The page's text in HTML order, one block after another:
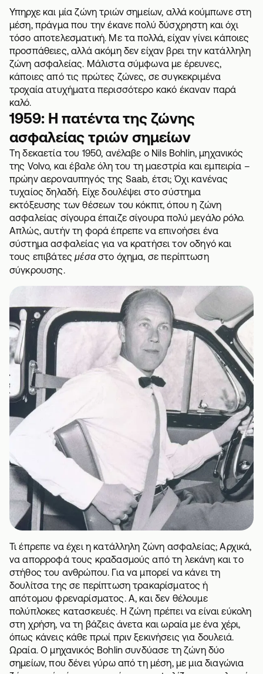
Υπηρχε και μία ζώνη τριών σημείων, αλλά κούμπωνε στη
μέση, πράγμα που την έκανε πολύ δύσχρηστη και όχι
τόσο αποτελεσματική. Με τα πολλά, είχαν γίνει κάποιες
προσπάθειες, αλλά ακόμη δεν είχαν βρει την κατάλληλη
ζώνη ασφαλείας. Μάλιστα σύμφωνα με έρευνες,
κάποιες από τις πρώτες ζώνες, σε συγκεκριμένα
τροχαία ατυχήματα περισσότερο κακό έκαναν παρά
καλό.
1959: Η πατέντα της ζώνης
ασφαλείας τριών σημείων
Τη δεκαετία του 1950, ανέλαβε ο Nils Bohlin, μηχανικός
της Volvo, και έβαλε όλη του τη μαεστρία και εμπειρία –
πρώην αεροναυπηγός της Saab, έτσι; Όχι κανένας
τυχαίος δηλαδή. Είχε δουλέψει στο σύστημα
εκτόξευσης των θέσεων του κόκπιτ, όπου η ζώνη
ασφαλείας σίγουρα έπαιζε σίγουρα πολύ μεγάλο ρόλο.
Απλώς, αυτήν τη φορά έπρεπε να επινοήσει ένα
σύστημα ασφαλείας για να κρατήσει τον οδηγό και
τους επιβάτεςμέσαστο όχημα, σε περίπτωση
σύγκρουσης.
Τι έπρεπε να έχει η κατάλληλη ζώνη ασφαλείας; Αρχικά,
να απορροφά τους κραδασμούς από τη λεκάνη και το
στήθος του ανθρώπου. Για να μπορεί να κάνει τη
δουλίτσα της σε περίπτωση τρακαρίσματος ή
απότομου φρεναρίσματος. Α, και δεν θέλουμε
πολύπλοκες κατασκευές. Η ζώνη πρέπει να είναι εύκολη
στη χρήση, να τη βάζεις άνετα και ωραία με ένα χέρι,
όπως κάνεις κάθε πρωί πριν ξεκινήσεις για δουλειά.
Ωραία. Ο μηχανικός Bohlin συνδύασε τη ζώνη δύο
σημείων, που δένει γύρω από τη μέση, με μια διαγώνια